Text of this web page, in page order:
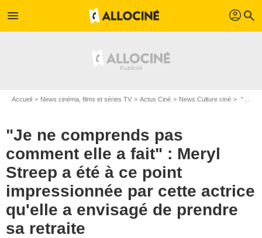
menu profil search
Accueil News cinéma, films et séries TV Actus Ciné News Culture ciné "Je ne comprends pas comment elle a fait" : Meryl Streep a été à ce point impressionnée par cette actrice qu'elle a envisagé de prendre sa retraite
"Je ne comprends pas
comment elle a fait" : Meryl
Streep a été à ce point
impressionnée par cette actrice
qu'elle a envisagé de prendre
sa retraite